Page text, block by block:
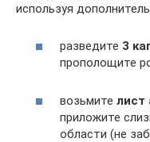
используя
разведите 3
прополощите
возьмите лист
приложите
области (не